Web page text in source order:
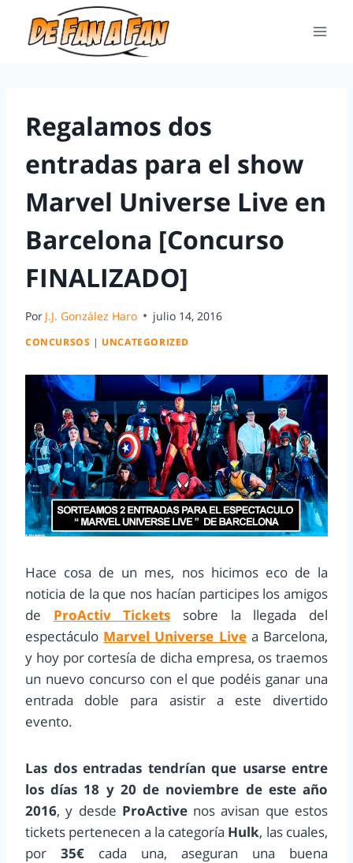
Regalamos dos
entradas para el show
Marvel Universe Live en
Barcelona [Concurso
FINALIZADO]
Por J.J. González Haro julio 14, 2016
CONCURSOS | UNCATEGORIZED
Hace cosa de un mes, nos hicimos eco de la
noticia de la que nos hacían participes los amigos
de ProActiv Tickets sobre la llegada del
espectáculo Marvel Universe Livea Barcelona,
y hoy por cortesía de dicha empresa, os traemos
un nuevo concurso con el que podéis ganar una
entrada doble para asistir a este divertido
evento.
Las dos entradas tendrían que usarse entre
los días 18 y 20 de noviembre de este año
2016, y desde ProActivenos avisan que estos
tickets pertenecen a la categoría Hulk, las cuales,
por 35€ cada una, aseguran una buena